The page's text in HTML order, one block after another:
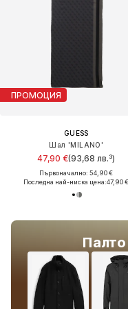
ПРОМОЦИЯ
GUESS
Шал 'MILANO'
47,90 €(93,68 лв.³)
Първоначално: 54,90 €
Последна най-ниска цена:47,90 €
Палто